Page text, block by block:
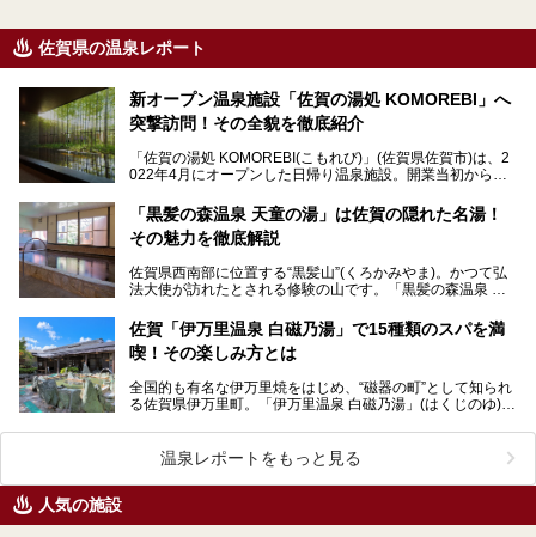
佐賀県の温泉レポート
新オープン温泉施設「佐賀の湯処 KOMOREBI」へ
突撃訪問！その全貌を徹底紹介
「佐賀の湯処 KOMOREBI(こもれび)」(佐賀県佐賀市)は、2
022年4月にオープンした日帰り温泉施設。開業当初から話
「黒髪の森温泉 天童の湯」は佐賀の隠れた名湯！
その魅力を徹底解説
佐賀県西南部に位置する“黒髪山”(くろかみやま)。かつて弘
法大使が訪れたとされる修験の山です。「黒髪の森温泉 天
佐賀「伊万里温泉 白磁乃湯」で15種類のスパを満
喫！その楽しみ方とは
全国的も有名な伊万里焼をはじめ、“磁器の町”として知られ
る佐賀県伊万里町。「伊万里温泉 白磁乃湯」(はくじのゆ)
温泉レポートをもっと見る
人気の施設